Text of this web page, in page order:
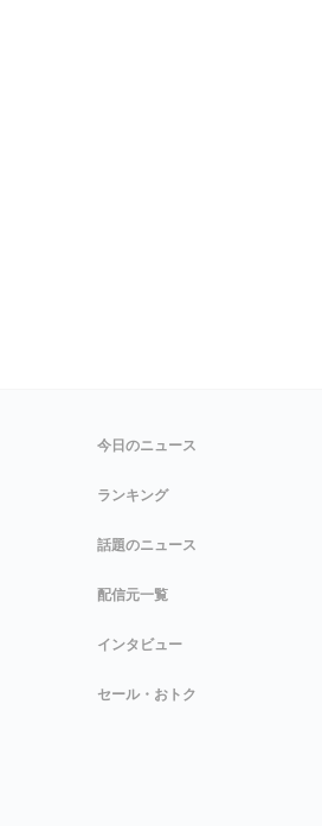
今日のニュース
ランキング
話題のニュース
配信元一覧
インタビュー
セール・おトク